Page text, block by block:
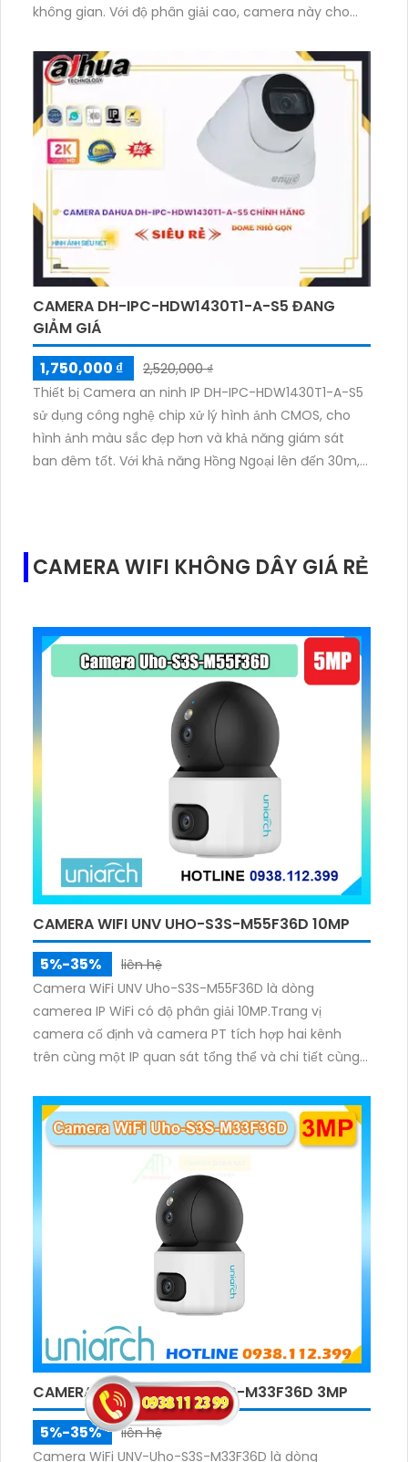
không gian. Với độ phân giải cao, camera này cho
nối qua dây mạng, giúp truyền tải hình ảnh một cách
nhanh chóng và ổn định. Ngoài ra, camera DH-IPC-
HDBW1230EP-S5 cũng có khả năng ghi hình, gửi
thông báo đến điện thoại khi phát hiện chuyển động
và hỗ trợ các tính năng thông minh như nhận dạng
khuôn mặt và đếm người. Đây là lựa chọn lý tưởng
để nâng cao an ninh và đảm bảo sự an toàn cho
không gian của bạn.
CAMERA DH-IPC-HDW1430T1-A-S5 ĐANG
GIẢM GIÁ
1,750,000 ₫
2,520,000 ₫
Thiết bị Camera an ninh IP DH-IPC-HDW1430T1-A-S5
sử dụng công nghệ chip xử lý hình ảnh CMOS, cho
hình ảnh màu sắc đẹp hơn và khả năng giám sát
ban đêm tốt. Với khả năng Hồng Ngoại lên đến 30m,
với độ phân giải 4.0 MP. Ngoài ra, camera còn tích
hợp công nghệ nhìn đêm chất lượng Hồng Ngoại
hơn và đảm bảo chất lượng hình ảnh ban đêm.
CAMERA WIFI KHÔNG DÂY GIÁ RẺ
CAMERA WIFI UNV UHO-S3S-M55F36D 10MP
5%-35%
liên hệ
Camera WiFi UNV Uho-S3S-M55F36D là dòng
camerea IP WiFi có độ phân giải 10MP.Trang vị
camera cố định và camera PT tích hợp hai kênh
trên cùng một IP quan sát tổng thể và chi tiết cùng
ánh sáng. Kết hợp hồng ngoại và đèn ấm cho hình
ảnh có màu trong nhiều điều kiện khác nhau trong
phạm vi 3m.
CAMERA WIFI UNV-UHO-S3S-M33F36D 3MP
5%-35%
liên hệ
Camera WiFi UNV-Uho-S3S-M33F36D là dòng